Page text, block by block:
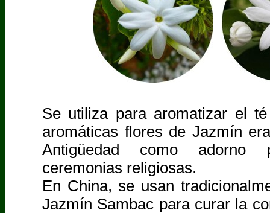
Se utiliza para aromatizar el
aromáticas flores de Jazmín
Antigüedad como
ceremonias religiosas.
En China, se usan
Jazmín Sambac para curar la